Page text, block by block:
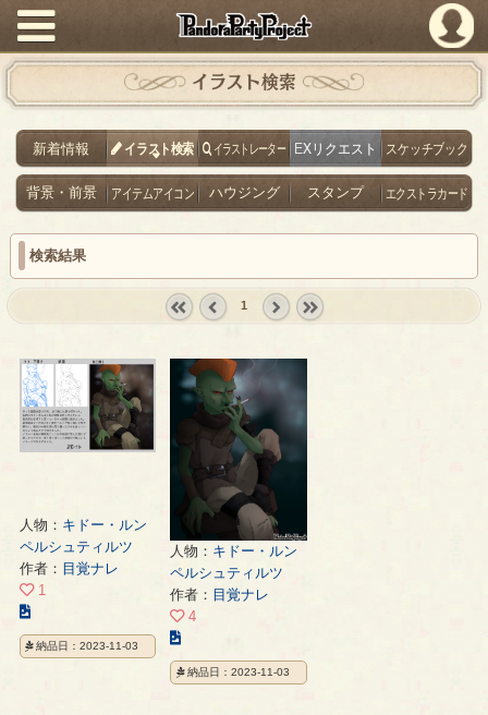
PandoraPartyProject
イラスト検索
新着情報 イラスト検索 イラストレーター EXリクエスト スケッチブック
背景・前景 アイテムアイコン ハウジング スタンプ エクストラカード
検索結果
1
人物： キドー・ルン
ペルシュティルツ
作者： 目覚ナレ
1
の
イ
納品日：2023-11-03
人物： キドー・ルン
ペルシュティルツ
作者： 目覚ナレ
4
の
イ
納品日：2023-11-03